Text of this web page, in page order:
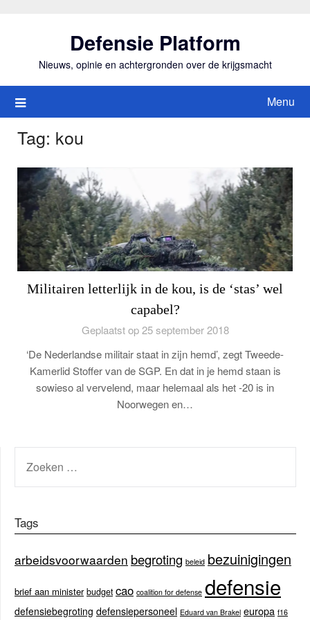
Defensie Platform
Nieuws, opinie en achtergronden over de krijgsmacht
Menu
Tag: kou
Militairen letterlijk in de kou, is de ‘stas’ wel
capabel?
Geplaatst op 25 september 2018
‘De Nederlandse militair staat in zijn hemd’, zegt Tweede-
Kamerlid Stoffer van de SGP. En dat in je hemd staan is
sowieso al vervelend, maar helemaal als het -20 is in
Noorwegen en…
NAAR:
Tags
arbeidsvoorwaarden begroting beleid bezuinigingen
brief aan minister budget cao coalition for defense defensie
defensiebegroting defensiepersoneel Eduard van Brakel europa f16